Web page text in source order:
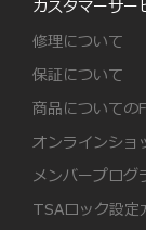
カスタマーサー
修理について
保証について
商品についての
オンラインショ
メンバープログ
TSAロック設定